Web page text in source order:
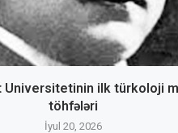
Universitetinin ilk türkoloji
töhfələri
İyul 20, 2026